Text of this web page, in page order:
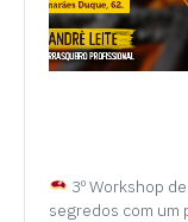
3º Workshop
segredos com um